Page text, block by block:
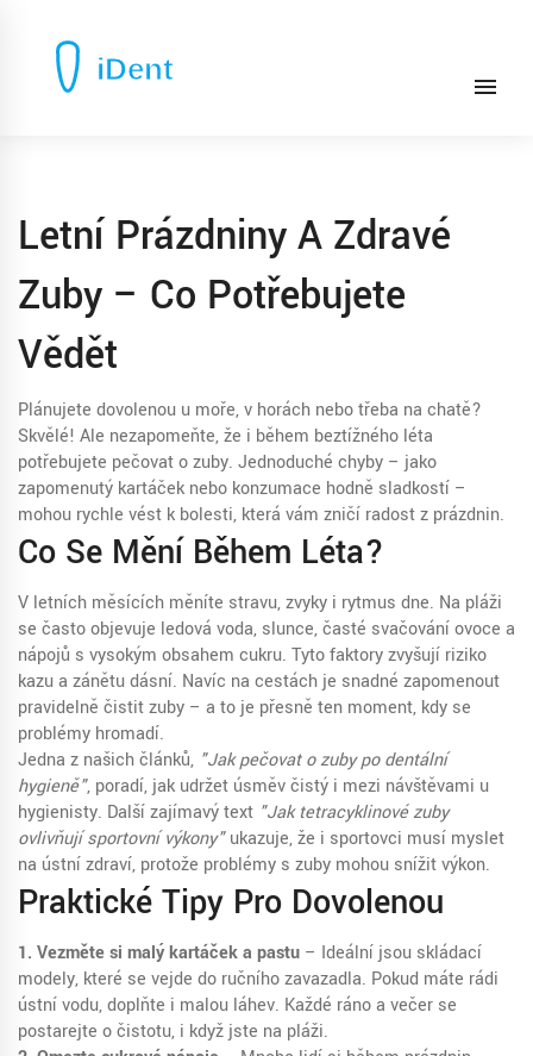
Letní Prázdniny A Zdravé
Zuby – Co Potřebujete
Vědět
Plánujete dovolenou u moře, v horách nebo třeba na chatě?
Skvělé! Ale nezapomeňte, že i během beztížného léta
potřebujete pečovat o zuby. Jednoduché chyby – jako
zapomenutý kartáček nebo konzumace hodně sladkostí –
mohou rychle vést k bolesti, která vám zničí radost z prázdnin.
Co Se Mění Během Léta?
V letních měsících měníte stravu, zvyky i rytmus dne. Na pláži
se často objevuje ledová voda, slunce, časté svačování ovoce a
nápojů s vysokým obsahem cukru. Tyto faktory zvyšují riziko
kazu a zánětu dásní. Navíc na cestách je snadné zapomenout
pravidelně čistit zuby – a to je přesně ten moment, kdy se
problémy hromadí.
Jedna z našich článků, "Jak pečovat o zuby po dentální
hygieně", poradí, jak udržet úsměv čistý i mezi návštěvami u
hygienisty. Další zajímavý text "Jak tetracyklinové zuby
ovlivňují sportovní výkony"ukazuje, že i sportovci musí myslet
na ústní zdraví, protože problémy s zuby mohou snížit výkon.
Praktické Tipy Pro Dovolenou
1. Vezměte si malý kartáček a pastu – Ideální jsou skládací
modely, které se vejde do ručního zavazadla. Pokud máte rádi
ústní vodu, doplňte i malou láhev. Každé ráno a večer se
postarejte o čistotu, i když jste na pláži.